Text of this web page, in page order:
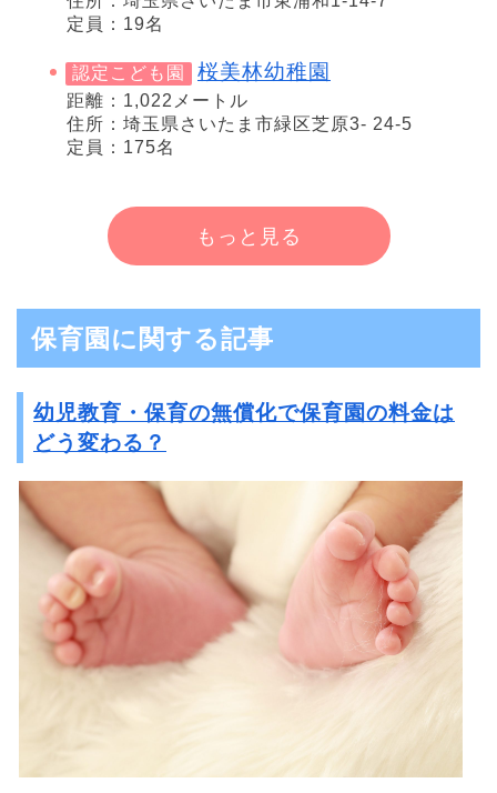
定員：19名
認定こども園 桜美林幼稚園
距離：1,022メートル
住所：埼玉県さいたま市緑区芝原3- 24-5
定員：175名
もっと見る
保育園に関する記事
幼児教育・保育の無償化で保育園の料金は
どう変わる？